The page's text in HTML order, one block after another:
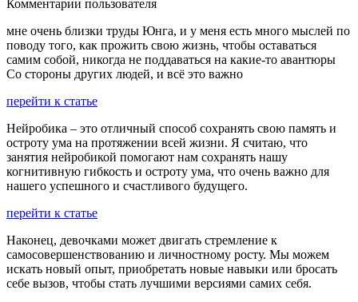
Комментарии пользователя
мне очень близки труды Юнга, и у меня есть много мыслей по
поводу того, как прожить свою жизнь, чтобы оставаться
самим собой, никогда не поддаваться на какие-то авантюры
Со стороны других людей, и всё это важно
перейти к статье
Нейробика – это отличный способ сохранять свою память и
остроту ума на протяжении всей жизни. Я считаю, что
занятия нейробикой помогают нам сохранять нашу
когнитивную гибкость и остроту ума, что очень важно для
нашего успешного и счастливого будущего.
перейти к статье
Наконец, девочками может двигать стремление к
самосовершенствованию и личностному росту. Мы можем
искать новый опыт, приобретать новые навыки или бросать
себе вызов, чтобы стать лучшими версиями самих себя.